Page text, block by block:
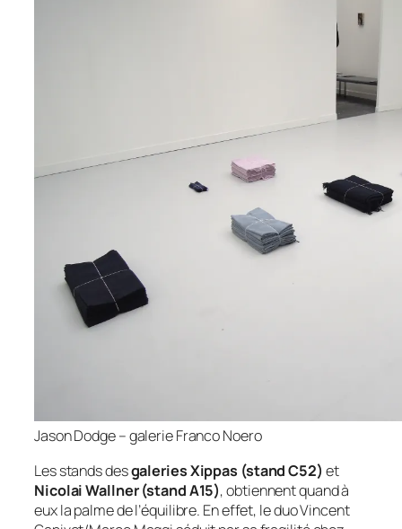
Jason Dodge – galerie Franco Noero
Les stands desgaleries Xippas (stand C52) et
Nicolai Wallner (stand A15), obtiennent quand à
eux la palme de l’équilibre. En effet, le duo Vincent